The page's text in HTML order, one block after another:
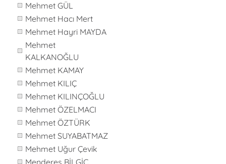
Mehmet GÜL
Mehmet Hacı Mert
Mehmet Hayri MAYDA
Mehmet
KALKANOĞLU
Mehmet KAMAY
Mehmet KILIÇ
Mehmet KILINÇOĞLU
Mehmet ÖZELMACI
Mehmet ÖZTÜRK
Mehmet SUYABATMAZ
Mehmet Uğur Çevik
Menderes BİLGİÇ